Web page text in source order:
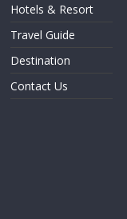
Hotels & Resort
Travel Guide
Destination
Contact Us